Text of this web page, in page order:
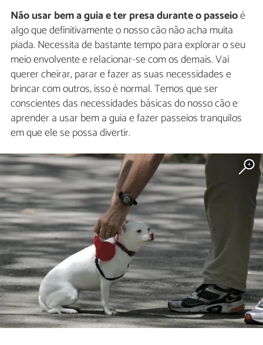
Não usar bem a guia e ter presa durante o passeioé
algo que definitivamente o nosso cão não acha muita
piada. Necessita de bastante tempo para explorar o seu
meio envolvente e relacionar-se com os demais. Vai
querer cheirar, parar e fazer as suas necessidades e
brincar com outros, isso é normal. Temos que ser
conscientes das necessidades básicas do nosso cão e
aprender a usar bem a guia e fazer passeios tranquilos
em que ele se possa divertir.